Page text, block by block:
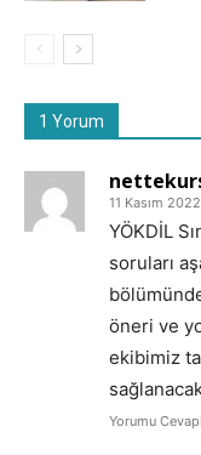
1 Yorum
11 Kasım
YÖKDİL
soruları
öneri ve
ekibimiz
Yorumu